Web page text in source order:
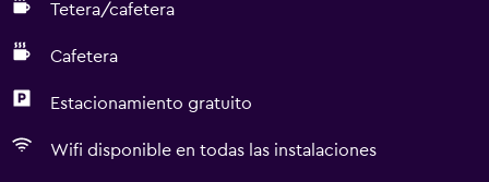
Tetera/cafetera
Cafetera
Estacionamiento gratuito
Wifi disponible en todas las instalaciones